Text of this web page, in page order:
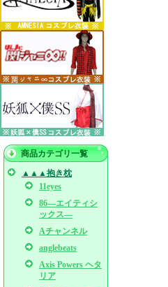
商品カテゴリ一覧
▲▲▲抱き枕
11eyes
86―エイティシ
ックス―
Aチャンネル
anglebeats
Axis Powers ヘタ
リア